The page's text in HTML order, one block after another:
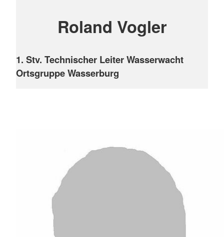
Roland Vogler
1. Stv. Technischer Leiter Wasserwacht
Ortsgruppe Wasserburg